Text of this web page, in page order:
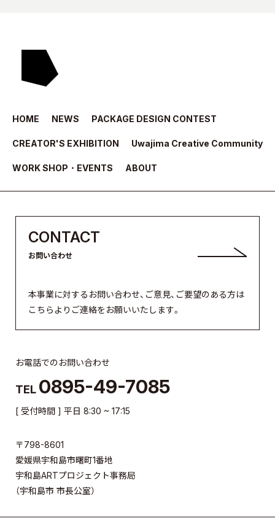
HOME NEWS PACKAGE DESIGN CONTEST
CREATOR'S EXHIBITION Uwajima Creative Community
WORK SHOP・EVENTS ABOUT
CONTACT
お問い合わせ
本事業に対するお問い合わせ、ご意見、ご要望のある方は
こちらよりご連絡をお願いいたします。
お電話でのお問い合わせ
TEL 0895-49-7085
[ 受付時間 ] 平日 8:30 ~ 17:15
〒798-8601
愛媛県宇和島市曙町1番地
宇和島ARTプロジェクト事務局
（宇和島市 市長公室）